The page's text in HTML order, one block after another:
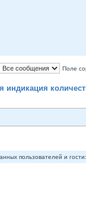
Поле
индикация
пользователей и